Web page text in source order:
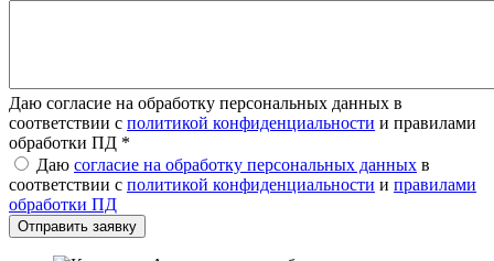
Даю согласие на обработку персональных данных в
соответствии с политикой конфиденциальности и правилами
обработки ПД *
Даю согласие на обработку персональных данных в
соответствии с политикой конфиденциальности и правилами
обработки ПД